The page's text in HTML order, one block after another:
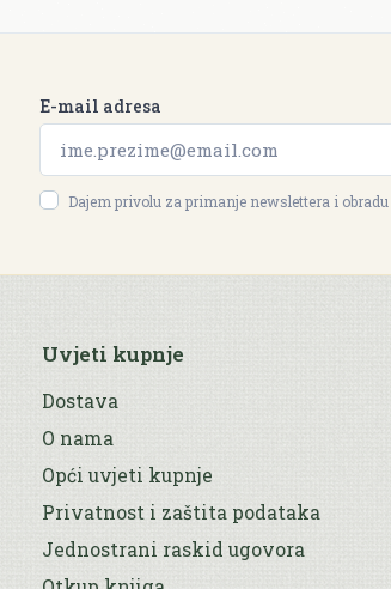
E-mail adresa
Dajem privolu za primanje newslettera i obradu
Uvjeti kupnje
Dostava
O nama
Opći uvjeti kupnje
Privatnost i zaštita podataka
Jednostrani raskid ugovora